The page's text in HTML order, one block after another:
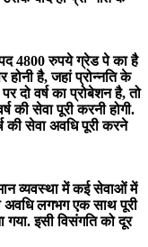
4800 रुपये ग्रेड पे का है
है, जहां प्रोन्नति के
दो वर्ष का प्रोबेशन है, तो
की सेवा पूरी करनी होगी.
की सेवा अवधि पूरी करने
व्यवस्था में कई सेवाओं में
अवधि लगभग एक साथ पूरी
गया. इसी विसंगति को दूर